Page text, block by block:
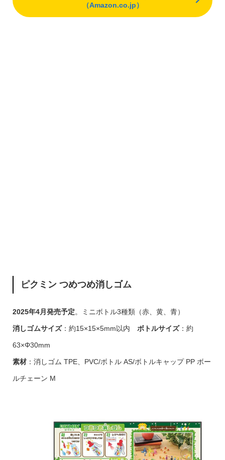
（Amazon.co.jp）
ピクミン つめつめ消しゴム
2025年4月発売予定。ミニボトル3種類（赤、黄、青）
消しゴムサイズ：約15×15×5mm以内 ボトルサイズ：約
63×Φ30mm
素材：消しゴム TPE、PVC/ボトル AS/ボトルキャップ PP ボー
ルチェーン M